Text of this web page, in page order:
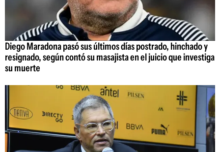
Diego Maradona pasó sus últimos días postrado, hinchado y
resignado, según contó su masajista en el juicio que investiga
su muerte